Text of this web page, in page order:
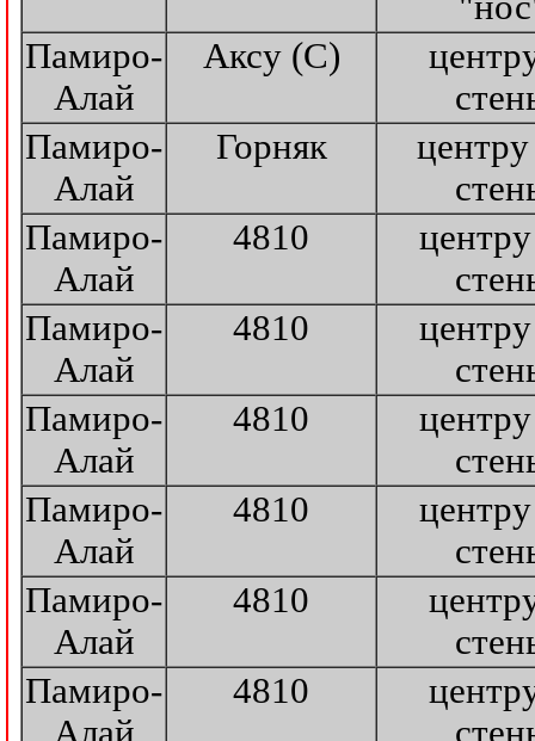
Памиро-
Алай
Аксу (С)
Памиро-
Алай
Горняк
Памиро-
Алай
4810
Памиро-
Алай
4810
Памиро-
Алай
4810
Памиро-
Алай
4810
Памиро-
Алай
4810
Памиро-
Алай
4810